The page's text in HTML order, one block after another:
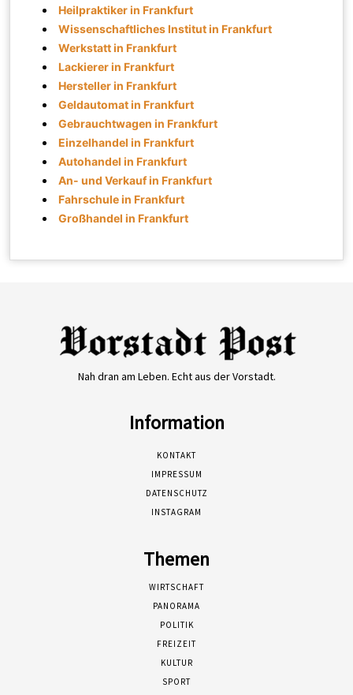
Heilpraktiker in Frankfurt
Wissenschaftliches Institut in Frankfurt
Werkstatt in Frankfurt
Lackierer in Frankfurt
Hersteller in Frankfurt
Geldautomat in Frankfurt
Gebrauchtwagen in Frankfurt
Einzelhandel in Frankfurt
Autohandel in Frankfurt
An- und Verkauf in Frankfurt
Fahrschule in Frankfurt
Großhandel in Frankfurt
Nah dran am Leben. Echt aus der Vorstadt.
Information
KONTAKT
IMPRESSUM
DATENSCHUTZ
INSTAGRAM
Themen
WIRTSCHAFT
PANORAMA
POLITIK
FREIZEIT
KULTUR
SPORT